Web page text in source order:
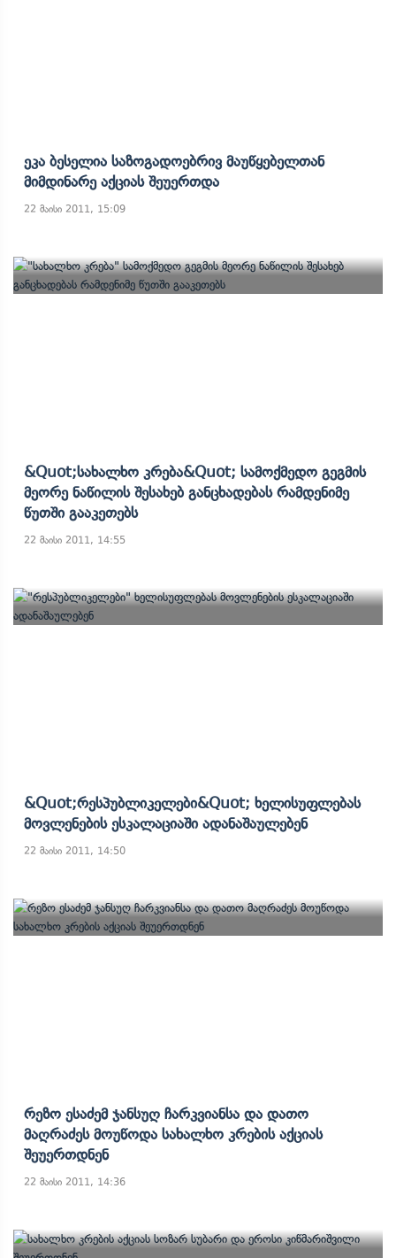
Ეკა Ბესელია Საზოგადოებრივ Მაუწყებელთან
Მიმდინარე Აქციას Შეუერთდა
22 მაისი 2011, 15:09
&quot;სახალხო Კრება&quot; Სამოქმედო Გეგმის
Მეორე Ნაწილის Შესახებ Განცხადებას Რამდენიმე
Წუთში Გააკეთებს
22 მაისი 2011, 14:55
&quot;რესპუბლიკელები&quot; Ხელისუფლებას
Მოვლენების Ესკალაციაში Ადანაშაულებენ
22 მაისი 2011, 14:50
Რეზო Ესაძემ Ჯანსუღ Ჩარკვიანსა Და Დათო
Მაღრაძეს Მოუწოდა Სახალხო Კრების Აქციას
Შეუერთდნენ
22 მაისი 2011, 14:36